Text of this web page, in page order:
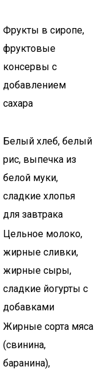
Фрукты в сиропе,
фруктовые
консервы с
добавлением
сахара
Белый хлеб, белый
рис, выпечка из
белой муки,
сладкие хлопья
для завтрака
Цельное молоко,
жирные сливки,
жирные сыры,
сладкие йогурты с
добавками
Жирные сорта мяса
(свинина,
баранина),